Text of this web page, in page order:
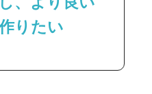
りたい